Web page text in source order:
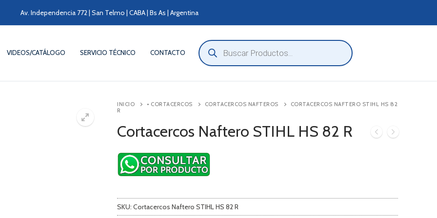
Av. Independencia 772 | San Telmo | CABA | Bs As | Argentina
VIDEOS/CATÁLOGO SERVICIO TÉCNICO CONTACTO
Búsqueda
de
productos
INICIO • CORTACERCOS CORTACERCOS NAFTEROS
CORTACERCOS NAFTERO STIHL HS 82
R
Cortacercos Naftero STIHL HS 82 R
SKU: Cortacercos Naftero STIHL HS 82 R